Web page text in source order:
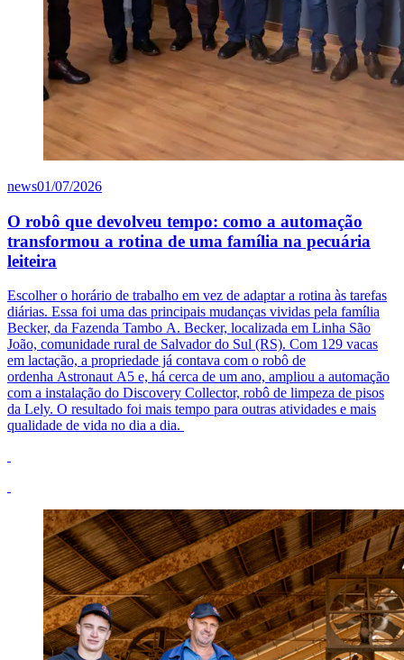
news01/07/2026
O robô que devolveu tempo: como a automação
transformou a rotina de uma família na pecuária
leiteira
Escolher o horário de trabalho em vez de adaptar a rotina às tarefas
diárias. Essa foi uma das principais mudanças vividas pela família
Becker, da Fazenda Tambo A. Becker, localizada em Linha São
João, comunidade rural de Salvador do Sul (RS). Com 129 vacas
em lactação, a propriedade já contava com o robô de
ordenha Astronaut A5 e, há cerca de um ano, ampliou a automação
com a instalação do Discovery Collector, robô de limpeza de pisos
da Lely. O resultado foi mais tempo para outras atividades e mais
qualidade de vida no dia a dia.